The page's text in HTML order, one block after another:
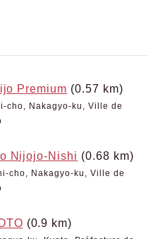
Premium (0.57 km)
cho, Nakagyo-ku, Ville de
Nijojo-Nishi (0.68 km)
cho, Nakagyo-ku, Ville de
(0.9 km)